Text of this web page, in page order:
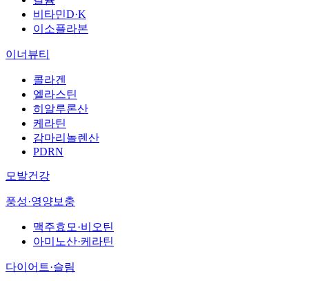
비타민D·K
이소플라본
이너뷰티
콜라겐
엘라스틴
히알루론산
케라틴
감마리놀렌산
PDRN
모발건강
풍성·영양보충
맥주효모·비오틴
아미노산·케라틴
다이어트·슬림